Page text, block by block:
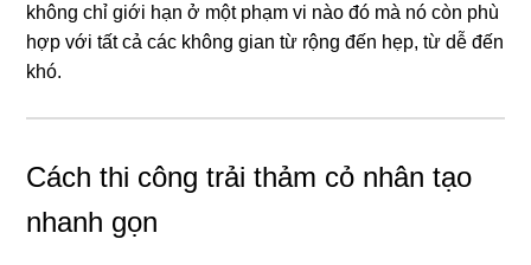
không chỉ giới hạn ở một phạm vi nào đó mà nó còn phù
hợp với tất cả các không gian từ rộng đến hẹp, từ dễ đến
khó.
Cách thi công trải thảm cỏ nhân tạo
nhanh gọn